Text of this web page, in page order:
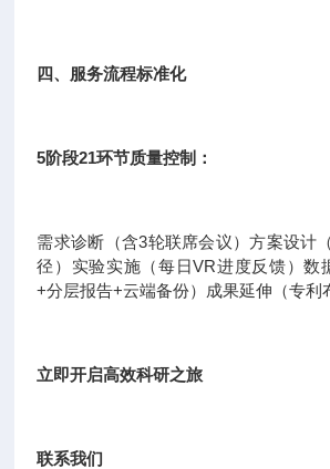
四、服务流程标准化
5阶段21环节质量控制：
需求诊断（含3轮联席会议）方案设计
径）实验实施（每日VR进度反馈）数
+分层报告+云端备份）成果延伸（专利
立即开启高效科研之旅
联系我们